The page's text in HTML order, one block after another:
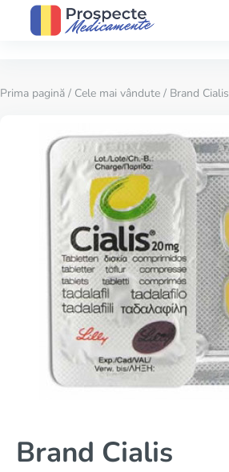
Prima pagină / Cele mai vândute / Brand Cialis
Brand Cialis